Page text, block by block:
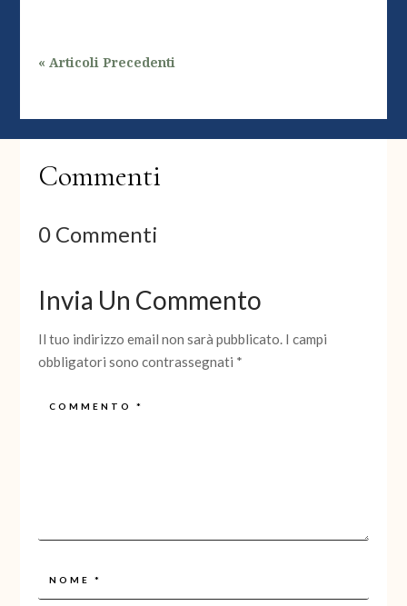
« Articoli Precedenti
Commenti
0 Commenti
Invia Un Commento
Il tuo indirizzo email non sarà pubblicato. I campi
obbligatori sono contrassegnati *